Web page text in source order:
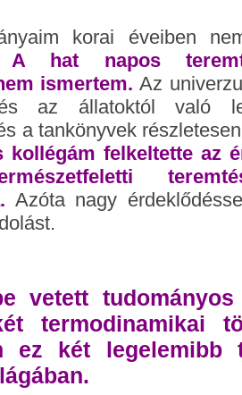
korai éveiben
A hat napos
ismertem. Az
az állatoktól való
a tankönyvek
kollégám felkeltette az
Azóta nagy
vetett
termodinamikai
ez két legelemibb